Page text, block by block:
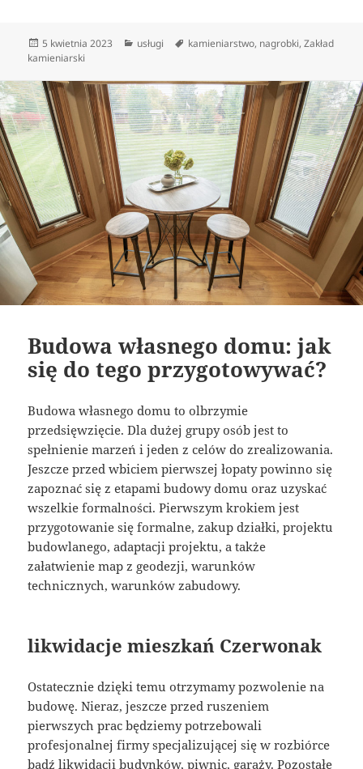
Data
publikacji
5 kwietnia 2023 Kategorie
usługi Tagi
kamieniarstwo, nagrobki,Zakład
kamieniarski
Budowa własnego domu: jak
się do tego przygotowywać?
Budowa własnego domu to olbrzymie
przedsięwzięcie. Dla dużej grupy osób jest to
spełnienie marzeń i jeden z celów do zrealizowania.
Jeszcze przed wbiciem pierwszej łopaty powinno się
zapoznać się z etapami budowy domu oraz uzyskać
wszelkie formalności. Pierwszym krokiem jest
przygotowanie się formalne, zakup działki, projektu
budowlanego, adaptacji projektu, a także
załatwienie map z geodezji, warunków
technicznych, warunków zabudowy.
likwidacje mieszkań Czerwonak
Ostatecznie dzięki temu otrzymamy pozwolenie na
budowę. Nieraz, jeszcze przed ruszeniem
pierwszych prac będziemy potrzebowali
profesjonalnej firmy specjalizującej się w rozbiórce
bądź likwidacji budynków, piwnic, garaży. Pozostałe